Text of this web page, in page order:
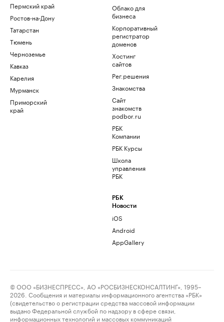
Пермский край
Ростов-на-Дону
Татарстан
Тюмень
Черноземье
Кавказ
Карелия
Мурманск
Приморский
край
Облако для
бизнеса
Корпоративный
регистратор
доменов
Хостинг
сайтов
Рег.решения
Знакомства
Сайт
знакомств
podbor.ru
РБК
Компании
РБК Курсы
Школа
управления
РБК
РБК
Новости
iOS
Android
AppGallery
© ООО «БИЗНЕСПРЕСС», АО «РОСБИЗНЕСКОНСАЛТИНГ», 1995–
2026. Сообщения и материалы информационного агентства «РБК»
(свидетельство о регистрации средства массовой информации
выдано Федеральной службой по надзору в сфере связи,
информационных технологий и массовых коммуникаций